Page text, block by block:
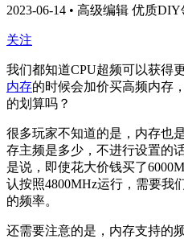
2023-06-14 • 高级编辑 优质
关注
我们都知道CPU超频可以获得
内存的时候会加价买高频内存
的划算吗？
很多玩家不知道的是，内存也
存主频是多少，不进行设置的
是说，即使花大价钱买了
认按照4800MHz运行，需要我
的频率。
还需要注意的是，内存支持的